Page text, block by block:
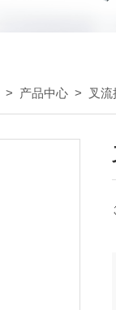
> 产品中心 > 叉